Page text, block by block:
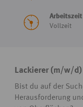
Arbeitszeit
Vollzeit
Lackierer (m/w/
Bist du auf der
Herausforderung